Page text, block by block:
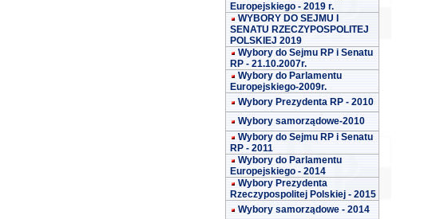
Europejskiego - 2019 r.
WYBORY DO SEJMU I
SENATU RZECZYPOSPOLITEJ
POLSKIEJ 2019
Wybory do Sejmu RP i Senatu
RP - 21.10.2007r.
Wybory do Parlamentu
Europejskiego-2009r.
Wybory Prezydenta RP - 2010
Wybory samorządowe-2010
Wybory do Sejmu RP i Senatu
RP - 2011
Wybory do Parlamentu
Europejskiego - 2014
Wybory Prezydenta
Rzeczypospolitej Polskiej - 2015
Wybory samorządowe - 2014